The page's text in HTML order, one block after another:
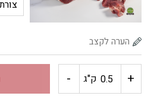
בריא"
+ כמות ק"ג -